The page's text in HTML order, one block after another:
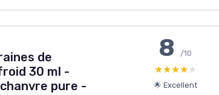
de
30 ml -
pure -
8/10
★★★★★
★★★★★
🌟 Excellent